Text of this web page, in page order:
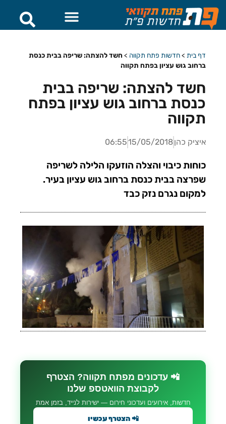
דף בית >חדשות פתח תקווה > חשד להצתה: שריפה בבית כנסת
ברחוב גוש עציון בפתח תקווה
חשד להצתה: שריפה בבית
כנסת ברחוב גוש עציון בפתח
תקווה
איציק כהן15/05/2018
06:55
כוחות כיבוי והצלה הוזעקו הלילה לשריפה
שפרצה בבית כנסת ברחוב גוש עציון בעיר.
למקום נגרם נזק כבד
📲 עדכונים מפתח תקווה? הצטרף
לקבוצת הוואטספ שלנו
חדשות, אירועים ועדכוני חירום — ישירות לנייד, בזמן אמת
📲 הצטרף עכשיו